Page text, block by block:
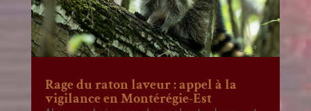
Rage du raton laveur : appel à la
vigilance en Montérégie-Est